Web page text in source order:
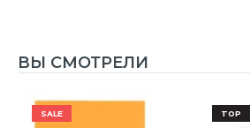
ВЫ СМОТРЕЛИ
SALE TOP